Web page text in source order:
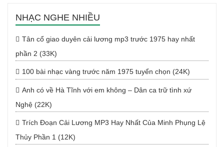
NHẠC NGHE NHIỀU
Tân cổ giao duyên cải lương mp3 trước 1975 hay nhất
phần 2 (33K)
100 bài nhạc vàng trước năm 1975 tuyển chọn (24K)
Anh có về Hà Tĩnh với em không – Dân ca trữ tình xứ
Nghệ (22K)
Trích Đoạn Cải Lương MP3 Hay Nhất Của Minh Phụng Lệ
Thủy Phần 1 (12K)